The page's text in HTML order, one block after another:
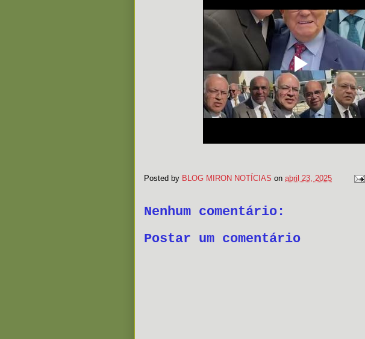
Posted by BLOG MIRON NOTÍCIAS on abril 23, 2025
Nenhum comentário:
Postar um comentário